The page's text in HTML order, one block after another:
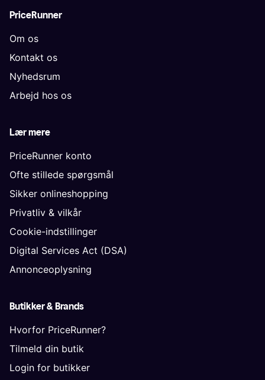
PriceRunner
Om os
Kontakt os
Nyhedsrum
Arbejd hos os
Lær mere
PriceRunner konto
Ofte stillede spørgsmål
Sikker onlineshopping
Privatliv & vilkår
Cookie-indstillinger
Digital Services Act (DSA)
Annonceoplysning
Butikker & Brands
Hvorfor PriceRunner?
Tilmeld din butik
Login for butikker